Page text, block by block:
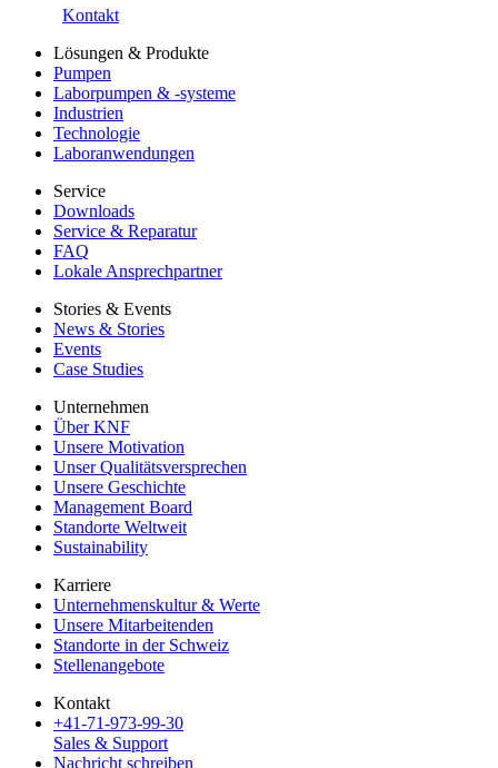
Kontakt
Lösungen & Produkte
Pumpen
Laborpumpen & -systeme
Industrien
Technologie
Laboranwendungen
Service
Downloads
Service & Reparatur
FAQ
Lokale Ansprechpartner
Stories & Events
News & Stories
Events
Case Studies
Unternehmen
Über KNF
Unsere Motivation
Unser Qualitätsversprechen
Unsere Geschichte
Management Board
Standorte Weltweit
Sustainability
Karriere
Unternehmenskultur & Werte
Unsere Mitarbeitenden
Standorte in der Schweiz
Stellenangebote
Kontakt
+41-71-973-99-30
Sales & Support
Nachricht schreiben